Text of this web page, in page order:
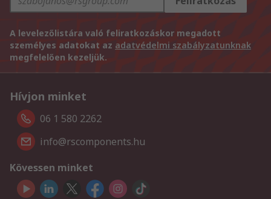
A levelezőlistára való feliratkozáskor megadott
személyes adatokat az adatvédelmi szabályzatunknak
megfelelően kezeljük.
Hívjon minket
06 1 580 2262
info@rscomponents.hu
Kövessen minket